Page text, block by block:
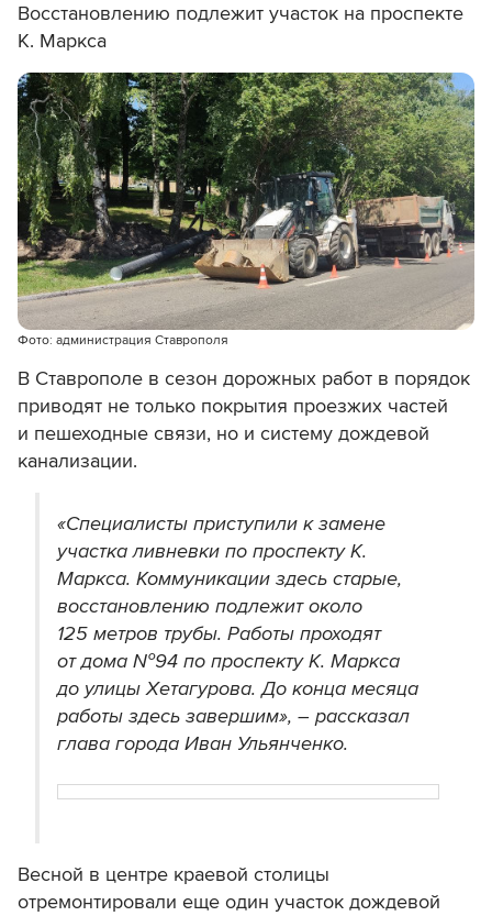
Восстановлению подлежит участок на проспекте
К. Маркса
Фото: администрация Ставрополя
В Ставрополе в сезон дорожных работ в порядок
приводят не только покрытия проезжих частей
и пешеходные связи, но и систему дождевой
канализации.
«Специалисты приступили к замене
участка ливневки по проспекту К.
Маркса. Коммуникации здесь старые,
восстановлению подлежит около
125 метров трубы. Работы проходят
от дома №94 по проспекту К. Маркса
до улицы Хетагурова. До конца месяца
работы здесь завершим», – рассказал
глава города Иван Ульянченко.
Весной в центре краевой столицы
отремонтировали еще один участок дождевой